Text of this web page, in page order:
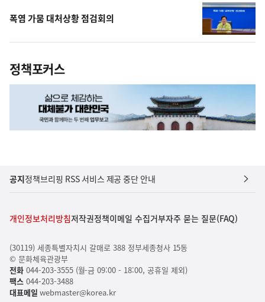
폭염 가뭄 대처상황 점검회의
정책포커스
공지정책브리핑 RSS 서비스 제공 중단 안내
개인정보처리방침저작권정책이메일 수집거부자주 묻는 질문(FAQ)
(30119) 세종특별자치시 갈매로 388 정부세종청사 15동
© 문화체육관광부
전화044-203-3555 (월-금 09:00 - 18:00, 공휴일 제외)
팩스044-203-3488
대표메일 webmaster@korea.kr